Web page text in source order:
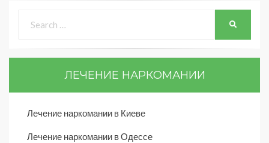
ЛЕЧЕНИЕ НАРКОМАНИИ
Лечение наркомании в Киеве
Лечение наркомании в Одессе